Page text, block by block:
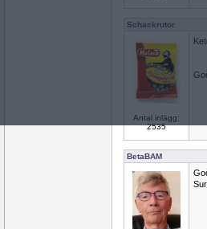
Schackrutor
Antal inlägg:
2535
BetaBAM